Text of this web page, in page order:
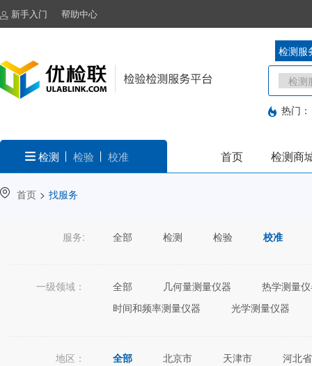
新手入门 帮助中心
检测服
热门：
检测 检验 校准 首页 检测商
首页 > 找服务
服务: 全部 检测 检验 校准
一级领域： 全部 几何量测量仪器
热学测量
时间和频率测量仪器
光学测量仪器
地区： 全部 北京市 天津市
河北省